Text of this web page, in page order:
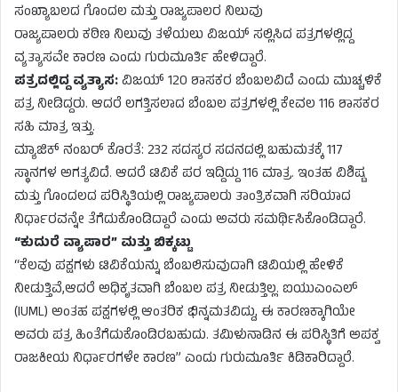
ಸಂಖ್ಯಾಬಲದ ಗೊಂದಲ ಮತ್ತು ರಾಜ್ಯಪಾಲರ ನಿಲುವು
ರಾಜ್ಯಪಾಲರು ಕಠಿಣ ನಿಲುವು ತಳೆಯಲು ವಿಜಯ್ ಸಲ್ಲಿಸಿದ ಪತ್ರಗಳಲ್ಲಿದ್ದ
ವ್ಯತ್ಯಾಸವೇ ಕಾರಣ ಎಂದು ಗುರುಮೂರ್ತಿ ಹೇಳಿದ್ದಾರೆ.
ಪತ್ರದಲ್ಲಿದ್ದ ವ್ಯತ್ಯಾಸ:ವಿಜಯ್ 120 ಶಾಸಕರ ಬೆಂಬಲವಿದೆ ಎಂದು ಮುಚ್ಚಳಿಕೆ
ಪತ್ರ ನೀಡಿದ್ದರು. ಆದರೆ ಲಗತ್ತಿಸಲಾದ ಬೆಂಬಲ ಪತ್ರಗಳಲ್ಲಿ ಕೇವಲ 116 ಶಾಸಕರ
ಸಹಿ ಮಾತ್ರ ಇತ್ತು.
ಮ್ಯಾಜಿಕ್ ನಂಬರ್ ಕೊರತೆ: 232 ಸದಸ್ಯರ ಸದನದಲ್ಲಿ ಬಹುಮತಕ್ಕೆ 117
ಸ್ಥಾನಗಳ ಅಗತ್ಯವಿದೆ. ಆದರೆ ಟಿವಿಕೆ ಪರ ಇದ್ದಿದ್ದು 116 ಮಾತ್ರ. ಇಂತಹ ವಿಶಿಷ್ಟ
ಮತ್ತು ಗೊಂದಲದ ಪರಿಸ್ಥಿತಿಯಲ್ಲಿ ರಾಜ್ಯಪಾಲರು ತಾಂತ್ರಿಕವಾಗಿ ಸರಿಯಾದ
ನಿರ್ಧಾರವನ್ನೇ ತೆಗೆದುಕೊಂಡಿದ್ದಾರೆ ಎಂದು ಅವರು ಸಮರ್ಥಿಸಿಕೊಂಡಿದ್ದಾರೆ.
“ಕುದುರೆ ವ್ಯಾಪಾರ” ಮತ್ತು ಬಿಕ್ಕಟ್ಟು
“ಕೆಲವು ಪಕ್ಷಗಳು ಟಿವಿಕೆಯನ್ನು ಬೆಂಬಲಿಸುವುದಾಗಿ ಟಿವಿಯಲ್ಲಿ ಹೇಳಿಕೆ
ನೀಡುತ್ತಿವೆ,ಆದರೆ ಅಧಿಕೃತವಾಗಿ ಬೆಂಬಲ ಪತ್ರ ನೀಡುತ್ತಿಲ್ಲ. ಐಯುಎಂಎಲ್
(IUML) ಅಂತಹ ಪಕ್ಷಗಳಲ್ಲಿ ಆಂತರಿಕ ಭಿನ್ನಮತವಿದ್ದು, ಈ ಕಾರಣಕ್ಕಾಗಿಯೇ
ಅವರು ಪತ್ರ ಹಿಂತೆಗೆದುಕೊಂಡಿರಬಹುದು. ತಮಿಳುನಾಡಿನ ಈ ಪರಿಸ್ಥಿತಿಗೆ ಅಪಕ್ವ
ರಾಜಕೀಯ ನಿರ್ಧಾರಗಳೇ ಕಾರಣ” ಎಂದು ಗುರುಮೂರ್ತಿ ಕಿಡಿಕಾರಿದ್ದಾರೆ.